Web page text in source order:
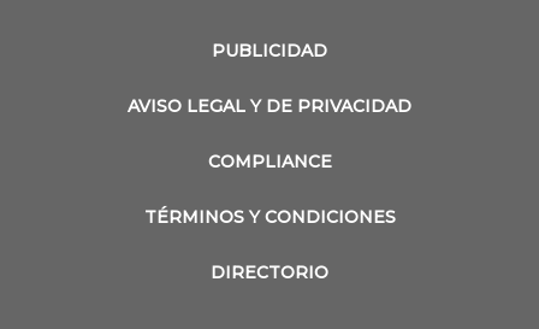
PUBLICIDAD
AVISO LEGAL Y DE PRIVACIDAD
COMPLIANCE
TÉRMINOS Y CONDICIONES
DIRECTORIO